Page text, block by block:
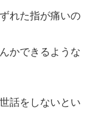
れた指が痛いの
かできるような
話をしないとい